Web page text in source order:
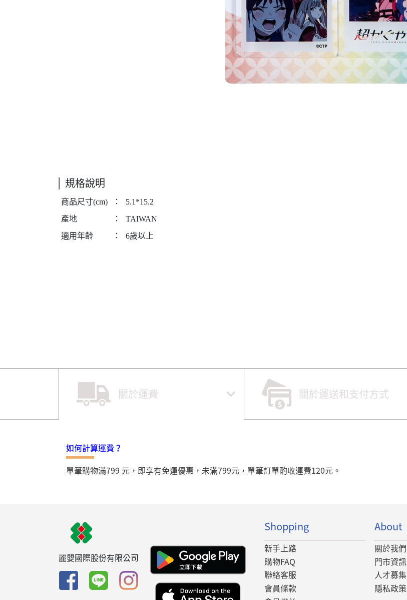
規格說明
商品尺寸(cm) ：
5.1*15.2
產地
：
TAIWAN
適用年齡
： 6歲以上
關於運費 關於運送和支付方式
如何計算運費？
單筆購物滿799 元，即享有免運優惠，未滿799元，單筆訂單酌收運費120元。
麗嬰國際股份有限公司
Shopping
新手上路
購物FAQ
聯絡客服
會員條款
About
關於我們
門市資訊
人才募集
隱私政策